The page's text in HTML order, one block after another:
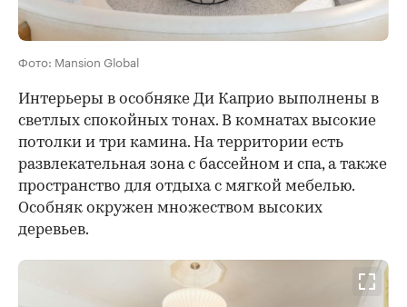
Фото: Mansion Global
Интерьеры в особняке Ди Каприо выполнены в
светлых спокойных тонах. В комнатах высокие
потолки и три камина. На территории есть
развлекательная зона с бассейном и спа, а также
пространство для отдыха с мягкой мебелью.
Особняк окружен множеством высоких
деревьев.